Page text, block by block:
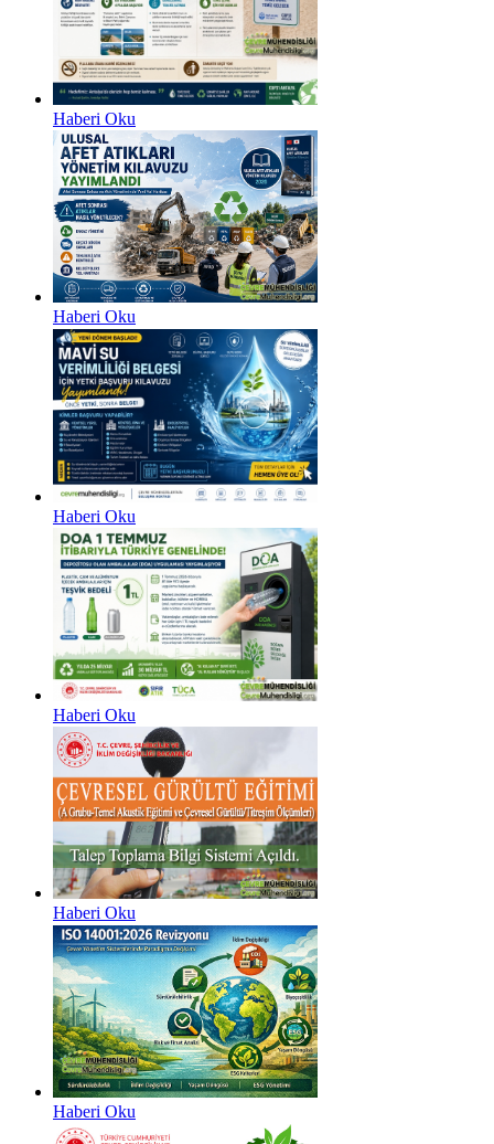
Haberi Oku
Haberi Oku
Haberi Oku
Haberi Oku
Haberi Oku
Haberi Oku